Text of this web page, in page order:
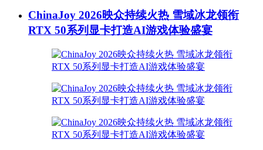
ChinaJoy 2026映众持续火热 雪域冰龙领衔
RTX 50系列显卡打造AI游戏体验盛宴